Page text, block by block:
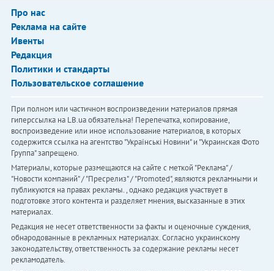
Про нас
Реклама на сайте
Ивенты
Редакция
Политики и стандарты
Пользовательское соглашение
При полном или частичном воспроизведении материалов прямая
гиперссылка на LB.ua обязательна! Перепечатка, копирование,
воспроизведение или иное использование материалов, в которых
содержится ссылка на агентство "Українськi Новини" и "Украинская Фото
Группа" запрещено.
Материалы, которые размещаются на сайте с меткой "Реклама" /
"Новости компаний" / "Пресрелиз" / "Promoted", являются рекламными и
публикуются на правах рекламы. , однако редакция участвует в
подготовке этого контента и разделяет мнения, высказанные в этих
материалах.
Редакция не несет ответственности за факты и оценочные суждения,
обнародованные в рекламных материалах. Согласно украинскому
законодательству, ответственность за содержание рекламы несет
рекламодатель.